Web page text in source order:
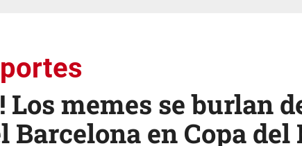
Los memes se burlan
en Copa del